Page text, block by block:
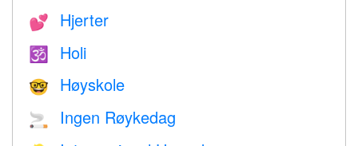
💕 Hjerter
🕉 Holi
🤓 Høyskole
🚬 Ingen Røykedag